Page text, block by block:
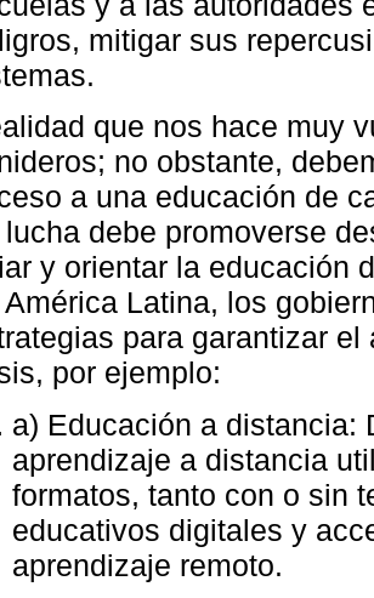
mitigar sus
que nos hace muy
no obstante,
a una educación de
lucha debe promoverse
y orientar la educación
América Latina, los
para garantizar
por ejemplo:
a) Educación a distancia:
aprendizaje a distancia
formatos, tanto con o sin
educativos digitales y
aprendizaje remoto.